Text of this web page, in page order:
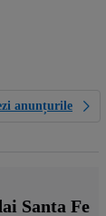
anunțurile
Santa Fe